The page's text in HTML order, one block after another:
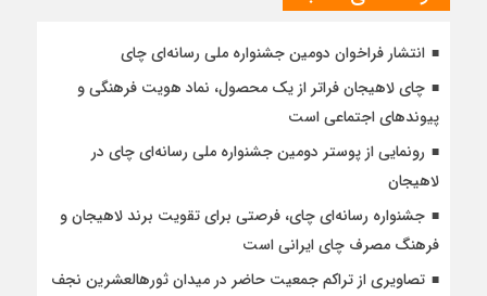
انتشار فراخوان دومین جشنواره ملی رسانه‌ای چای
چای لاهیجان فراتر از یک محصول، نماد هویت فرهنگی و
پیوندهای اجتماعی است
رونمایی از پوستر دومین جشنواره ملی رسانه‌ای چای در
لاهیجان
جشنواره رسانه‌ای چای، فرصتی برای تقویت برند لاهیجان و
فرهنگ مصرف چای ایرانی است
تصاویری از تراکم جمعیت حاضر در میدان ثورهالعشرین نجف